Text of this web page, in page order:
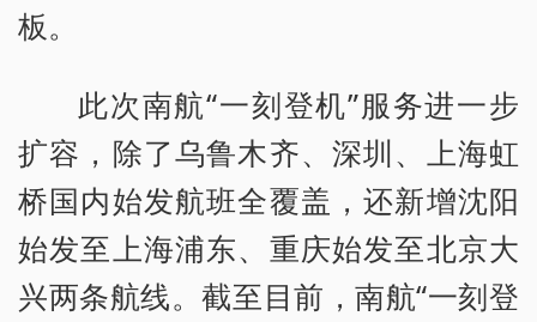
板。
此次南航“一刻登机”服务进一步
扩容，除了乌鲁木齐、深圳、上海虹
桥国内始发航班全覆盖，还新增沈阳
始发至上海浦东、重庆始发至北京大
兴两条航线。截至目前，南航“一刻登